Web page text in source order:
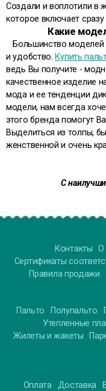
Создали и воплотили в
которое включает
Какие
Большинство
и удобство. Купить
ведь Вы получите -
качественное изделие
мода и ее тенденции
модели, нам всегда
этого бренда помогут
Выделиться из толпы,
женственной и очень
С
Контакты
О
Сертификаты
Правила продажи
Пальто
Полупальто
Утепленные
Жилеты и жакеты
Оплата Доставка